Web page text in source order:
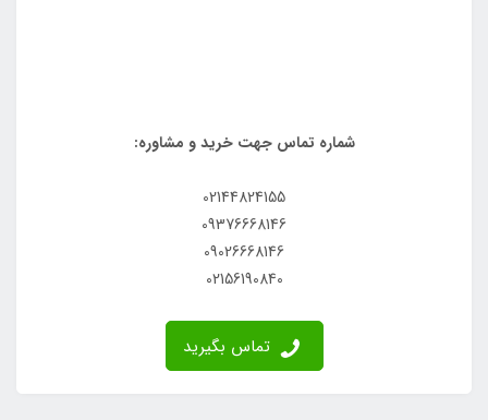
شماره تماس جهت خرید و مشاوره:
02144824155
09376668146
09026668146
02156190840
تماس بگیرید